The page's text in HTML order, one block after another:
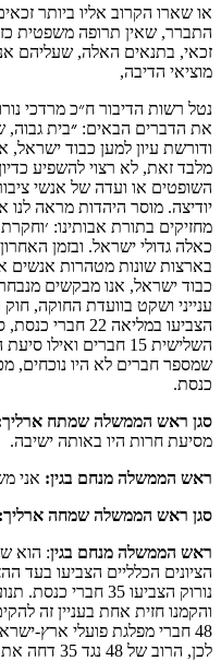
או שארו הקרוב אליו ביותר
התברר, שאין תרופה משפטית
זכאי, בתנאים האלה, שעליהם
מוציאי הדיבה,
נטל רשות הדיבור ח״כ מרדכי
את הדברים הבאים: ״בית גבוה,
ודורשת עיון למען כבוד ישראל,
מלבד זאת, לא רצוי להשפיע
השופטים או ועדה של אנשי
יודיצה. מוסר היהדות מראה לנו
מחזיקים בתורת אבותינו:
כאלה גדולי ישראל. ובזמן
בארצות שונות מטהרות אנשים
כבוד ישראל, אנו מבקשים
ענייני ושקט בוועדת החוקה,
הצביעו במליאה
כנסת.
סגן ראש הממשלה שמתח
מסיעת חרות היו באותה ישיבה.
ראש הממשלה מנחם בגין: אני
סגן ראש הממשלה שמחה ארליך:
ראש הממשלה מנחם בגין: הוא
הציונים הכלליים הצביעו בעד
נורוק הצביעו 35
48 חברי מפלגת פועלי ארץ-
לכן, הרוב של 48 נגד 35 דחה את הצעה.